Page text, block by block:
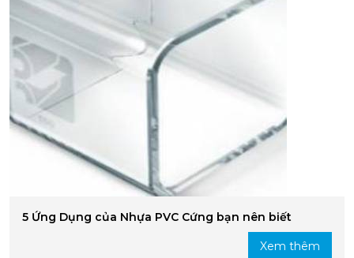
5 Ứng Dụng của Nhựa PVC Cứng bạn nên biết
Xem thêm